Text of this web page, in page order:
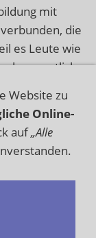
mit
die
es Leute wie
ehrenamtlich
Website zu
Online-
auf„Alle